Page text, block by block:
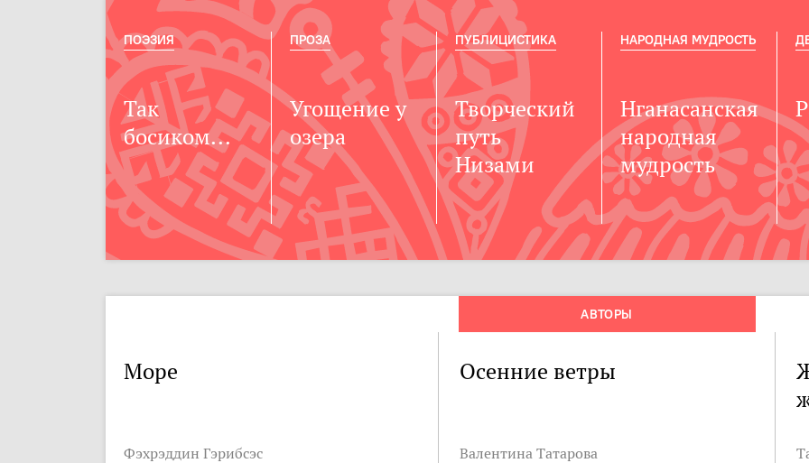
Так
босиком...
ПОЭЗИЯ
Угощение у
озера
ПРОЗА
Творческий
путь
Низами
ПУБЛИЦИСТИКА
Нганасанская
народная
мудрость
НАРОДНАЯ МУДРОСТЬ
АВТОРЫ
Море
Фэхрэддин Гэрибсэс
Осенние ветры
Валентина Татарова